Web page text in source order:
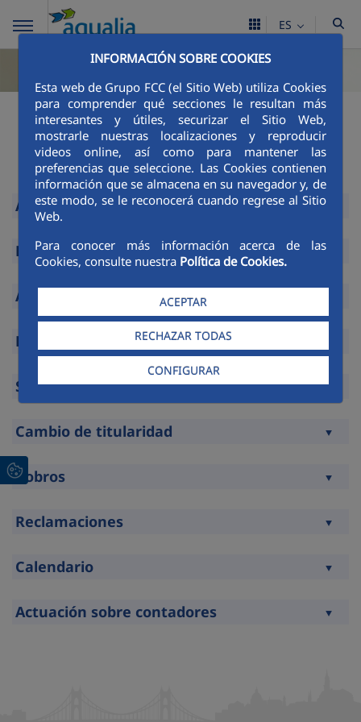
INFORMACIÓN SOBRE COOKIES
Esta web de Grupo FCC (el Sitio Web) utiliza Cookies
para comprender qué secciones le resultan más
interesantes y útiles, securizar el Sitio Web,
mostrarle nuestras localizaciones y reproducir
videos online, así como para mantener las
preferencias que seleccione. Las Cookies contienen
información que se almacena en su navegador y, de
este modo, se le reconocerá cuando regrese al Sitio
Web.
Para conocer más información acerca de las
Cookies, consulte nuestra Política de Cookies.
ACEPTAR
RECHAZAR TODAS
CONFIGURAR
ES
Contratación/
Solicitudes
Altas
Expandir
Bajas
Expandir
Acometidas
Expandir
Domiciliación
Expandir
Subrogación
Expandir
Cambio de titularidad
Expandir
Cobros
Reclamaciones
Calendario
Actuación sobre contadores